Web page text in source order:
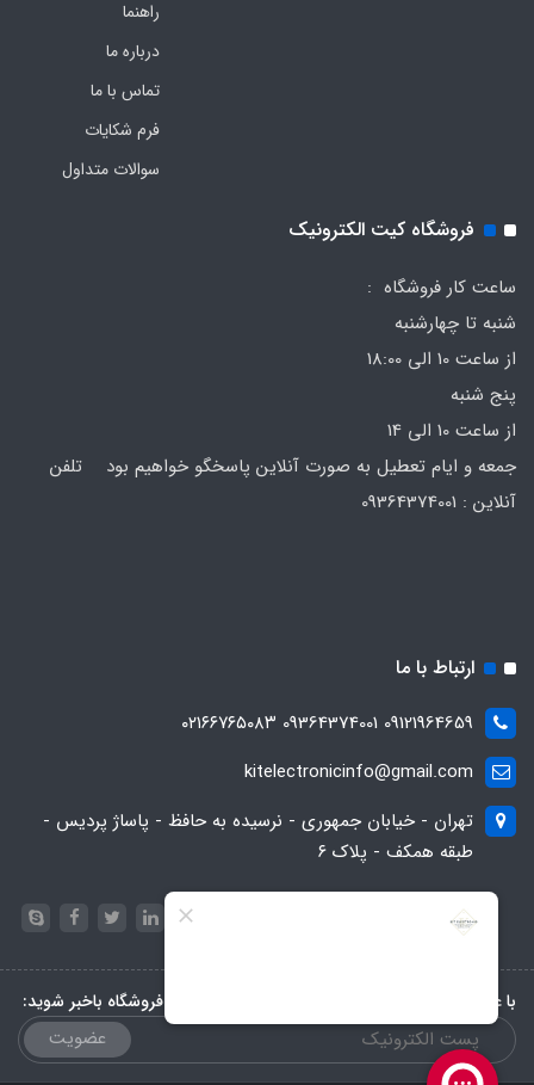
راهنما
درباره ما
تماس با ما
فرم‌ شکایات
سوالات متداول
فروشگاه کیت الکترونیک
ساعت کار فروشگاه :
شنبه تا چهارشنبه
از ساعت 10 الی 18:00
پنج شنبه
از ساعت 10 الی 14
جمعه و ایام تعطیل به صورت آنلاین پاسخگو خواهیم بود تلفن
ارتباط با ما
09121964659 09364374001 ۰۲۱۶۶۷۶۵۰۸۳
kitelectronicinfo@gmail.com
تهران - خیابان جمهوری - نرسیده به حافظ - پاساژ پردیس -
طبقه همکف - پلاک ۶
با عضویت در خبرنامه، از تخفیف‌ها و جدیدترین‌های فروشگاه باخبر شوید:
عضویت